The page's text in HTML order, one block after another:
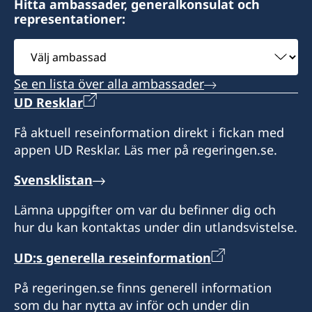
Honorärkonsul
Mr Moshe Krispin
2 Kikar Chayat
Haifa 31334
Israel
Honorärkonsul
Hitta ambassader, generalkonsulat och
representationer:
Välj
ambassad
Se en lista över alla ambassader
UD Resklar
Få aktuell reseinformation direkt i fickan med
appen UD Resklar. Läs mer på regeringen.se.
Svensklistan
Lämna uppgifter om var du befinner dig och
hur du kan kontaktas under din utlandsvistelse.
UD:s generella reseinformation
På regeringen.se finns generell information
som du har nytta av inför och under din